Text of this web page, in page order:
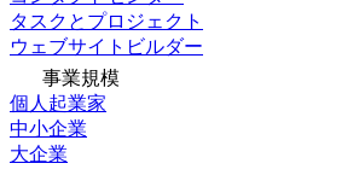
タスクとプロジェクト
ウェブサイトビルダー
事業規模
個人起業家
中小企業
大企業